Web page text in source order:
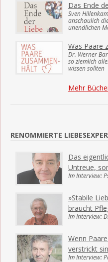
Das Ende
Sven
anschaulich
unendlichen
Was Paare
Dr. Werner
so ziemlich
wissen sollten
Mehr
RENOMMIERTE
Das
Untreue,
Im Interview:
»Stabile
braucht
Im Interview:
Wenn
verstrickt
Im Interview: